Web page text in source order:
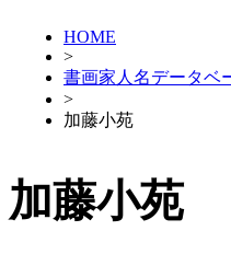
HOME
>
書画家人名データベ
>
加藤小苑
加藤小苑